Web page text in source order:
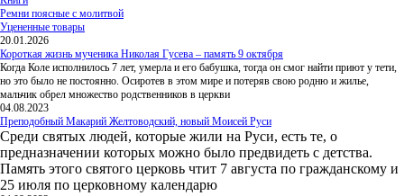
Ремни поясные с молитвой
Уцененные товары
20.01.2026
Короткая жизнь мученика Николая Гусева – память 9 октября
Когда Коле исполнилось 7 лет, умерла и его бабушка, тогда он смог найти приют у тети,
но это было не постоянно. Осиротев в этом мире и потеряв свою родню и жилье,
мальчик обрел множество родственников в церкви
04.08.2023
Преподобный Макарий Желтоводский, новый Моисей Руси
Среди святых людей, которые жили на Руси, есть те, о
предназначении которых можно было предвидеть с детства.
Память этого святого церковь чтит 7 августа по гражданскому и
25 июля по церковному календарю